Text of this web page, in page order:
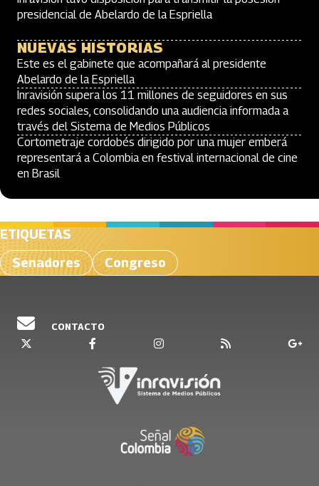
presidencial de Abelardo de la Espriella
NUEVAS HISTORIAS
Este es el gabinete que acompañará al presidente
Abelardo de la Espriella
Inravisión supera los 11 millones de seguidores en sus
redes sociales, consolidando una audiencia informada a
través del Sistema de Medios Públicos
Cortometraje cordobés dirigido por una mujer emberá
representará a Colombia en festival internacional de cine
en Brasil
ETIQUETAS
Senadores
Congreso
CONTACTO